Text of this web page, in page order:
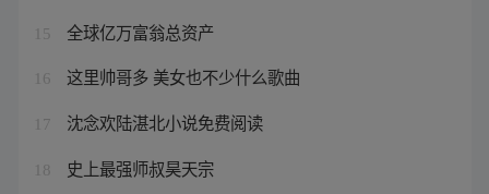
15 全球亿万富翁总资产
16 这里帅哥多 美女也不少什么歌曲
17 沈念欢陆湛北小说免费阅读
18 史上最强师叔昊天宗